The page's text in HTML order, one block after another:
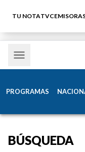
TU NOTATVC
PROGRAMAS
BÚSQUEDA